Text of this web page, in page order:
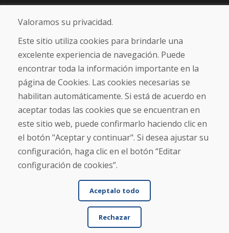
+421 919 282 306
info@domivosport.es
Sobre nosotros
Blog
Sobre nosotros
Comercio
Contacto
Compra
Tienda electrónica
Términos y condiciones
Envío y pago
NORMAS DE RECLAMACIÓN
Política de privacidad
Cookies
Valoramos su privacidad.
Este sitio utiliza cookies para brindarle una
excelente experiencia de navegación. Puede
encontrar toda la información importante en la
página de Cookies. Las cookies necesarias se
habilitan automáticamente. Si está de acuerdo en
aceptar todas las cookies que se encuentran en
este sitio web, puede confirmarlo haciendo clic en
el botón "Aceptar y continuar". Si desea ajustar su
configuración, haga clic en el botón “Editar
configuración de cookies”.
Aceptalo todo
Rechazar